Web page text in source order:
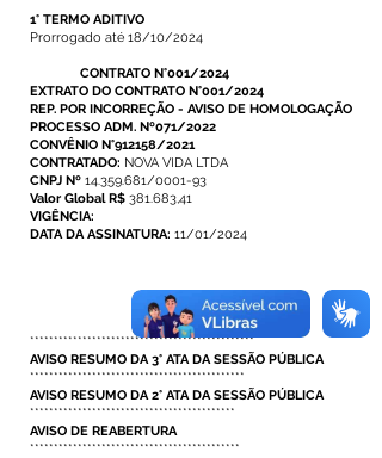
1° TERMO ADITIVO
Prorrogado até 18/10/2024
CONTRATO N°001/2024
EXTRATO DO CONTRATO N°001/2024
REP. POR INCORREÇÃO - AVISO DE HOMOLOGAÇÃO
PROCESSO ADM. Nº071/2022
CONVÊNIO N°912158/2021
CONTRATADO: NOVA VIDA LTDA
CNPJ Nº 14.359.681/0001-93
Valor Global R$ 381.683,41
VIGÊNCIA:
DATA DA ASSINATURA: 11/01/2024
***********************************************
AVISO RESUMO DA 3° ATA DA SESSÃO PÚBLICA
*********************************************
AVISO RESUMO DA 2° ATA DA SESSÃO PÚBLICA
*******************************************
AVISO DE REABERTURA
********************************************